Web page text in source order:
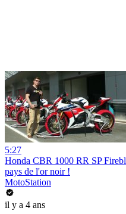
5:27
Honda CBR 1000 RR SP
pays de l'or noir !
MotoStation
il y a 4 ans